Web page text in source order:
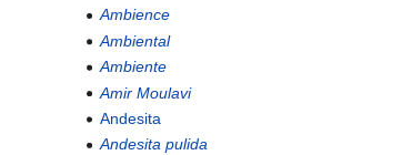
Ambience
Ambiental
Ambiente
Amir Moulavi
Andesita
Andesita pulida